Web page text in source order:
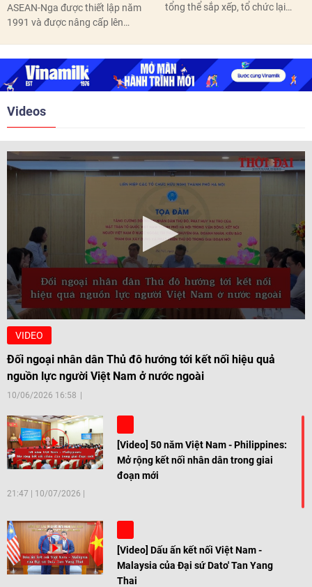
ASEAN-Nga được thiết lập năm
1991 và được nâng cấp lên
nghị Cấp cao vào các năm 2005,
2010, 2016, 2018, 2021.
tổng thể sắp xếp, tổ chức lại
Videos
VIDEO
Đối ngoại nhân dân Thủ đô hướng tới kết nối hiệu quả
nguồn lực người Việt Nam ở nước ngoài
10/06/2026 16:58
[Video] 50 năm Việt Nam - Philippines:
Mở rộng kết nối nhân dân trong giai
đoạn mới
21:47 | 10/07/2026
[Video] Dấu ấn kết nối Việt Nam -
Malaysia của Đại sứ Dato' Tan Yang
Thai